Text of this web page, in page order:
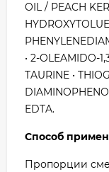
OIL / PEACH
• 2-OLEAMIDO-
TAURINE •
EDTA.
Способ
Пропорции